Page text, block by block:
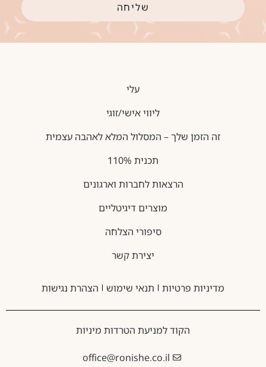
שליחה
עלי
ליווי אישי/זוגי
זה הזמן שלך – המסלול המלא לאהבה עצמית
תכנית 110%
הרצאות לחברות וארגונים
מוצרים דיגיטליים
סיפורי הצלחה
יצירת קשר
office@ronishe.co.il
מדיניות פרטיות תנאי שימוש הצהרת נגישות
הקוד למניעת הטרדות מיניות